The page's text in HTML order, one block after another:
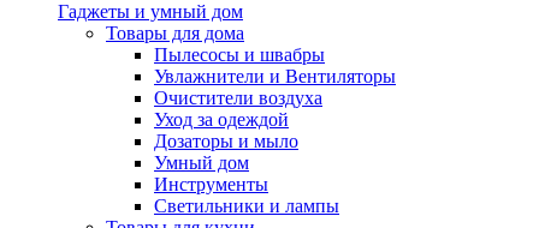
Гаджеты и умный дом
Товары для дома
Пылесосы и швабры
Увлажнители и Вентиляторы
Очистители воздуха
Уход за одеждой
Дозаторы и мыло
Умный дом
Инструменты
Светильники и лампы